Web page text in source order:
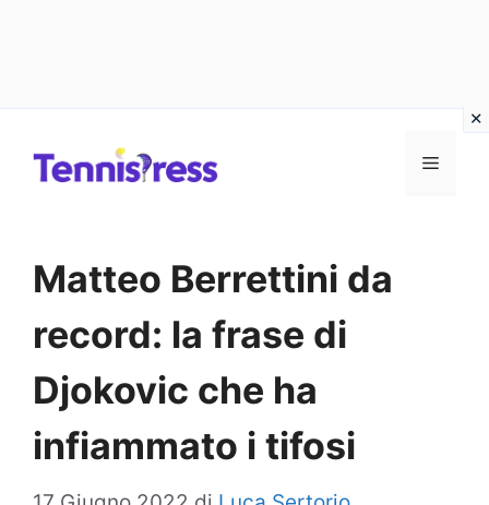
MENU
Matteo Berrettini da
record: la frase di
Djokovic che ha
infiammato i tifosi